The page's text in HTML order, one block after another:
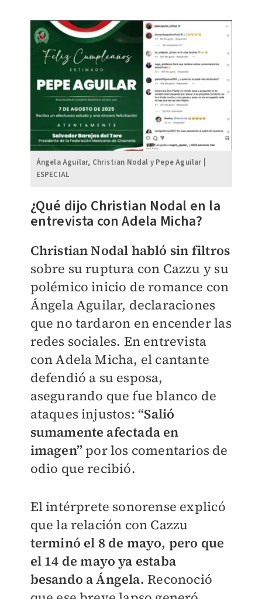
Ángela Aguilar, Christian Nodal y Pepe Aguilar |
ESPECIAL
¿Qué dijo Christian Nodal en la
entrevista con Adela Micha?
Christian Nodal habló sin filtros
sobre su ruptura con Cazzu y su
polémico inicio de romance con
Ángela Aguilar, declaraciones
que no tardaron en encender las
redes sociales. En entrevista
con Adela Micha, el cantante
defendió a su esposa,
asegurando que fue blanco de
ataques injustos:“Salió
sumamente afectada en
imagen” por los comentarios de
odio que recibió.
El intérprete sonorense explicó
que la relación con Cazzu
terminó el 8 de mayo, pero que
el 14 de mayo ya estaba
besando a Ángela. Reconoció